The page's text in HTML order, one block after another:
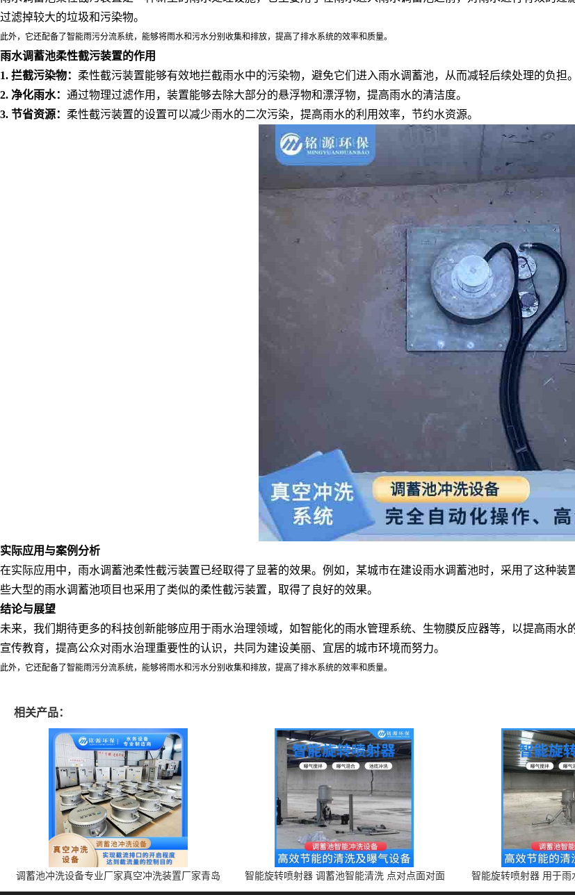
过滤掉较大的垃圾和污染物。
此外，它还配备了智能雨污分流系统，能够将雨水和污水分别收集和排放，提高了排水系统的效率和质量。
雨水调蓄池柔性截污装置的作用
1. 拦截污染物： 柔性截污装置能够有效地拦截雨水中的污染物，避免它们进入雨水调蓄池，从而减轻后续处理的负担。
2. 净化雨水： 通过物理过滤作用，装置能够去除大部分的悬浮物和漂浮物，提高雨水的清洁度。
3. 节省资源： 柔性截污装置的设置可以减少雨水的二次污染，提高雨水的利用效率，节约水资源。
实际应用与案例分析
在实际应用中，雨水调蓄池柔性截污装置已经取得了显著的效果。例如，某城市在建设雨水调蓄池时，采用了这种
些大型的雨水调蓄池项目也采用了类似的柔性截污装置，取得了良好的效果。
结论与展望
未来，我们期待更多的科技创新能够应用于雨水治理领域，如智能化的雨水管理系统、生物膜反应器等，以提高雨
宣传教育，提高公众对雨水治理重要性的认识，共同为建设美丽、宜居的城市环境而努力。
此外，它还配备了智能雨污分流系统，能够将雨水和污水分别收集和排放，提高了排水系统的效率和质量。
相关产品：
调蓄池冲洗设备专业厂家真空冲洗装置厂家青岛
智能旋转喷射器 调蓄池智能清洗 点对点面对面
智能旋转喷射器 用于